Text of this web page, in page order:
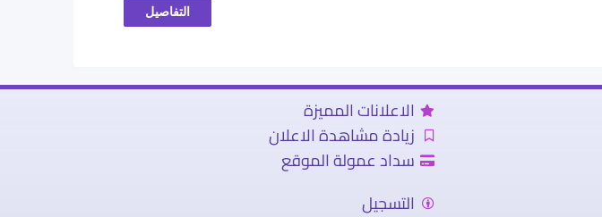
التفاصيل
الاعلانات المميزة
زيادة مشاهدة الاعلان
سداد عمولة الموقع
التسجيل